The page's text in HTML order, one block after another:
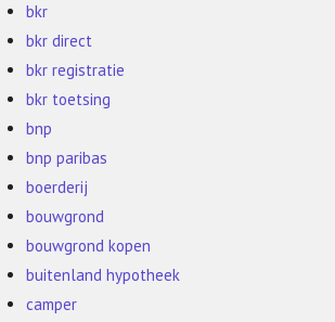
bkr
bkr direct
bkr registratie
bkr toetsing
bnp
bnp paribas
boerderij
bouwgrond
bouwgrond kopen
buitenland hypotheek
camper